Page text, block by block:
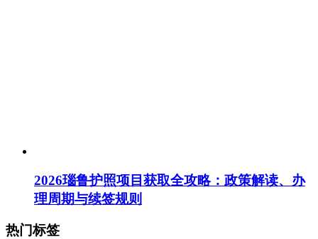
2026瑙鲁护照项目获取全攻略：政策解读、办
理周期与续签规则
热门标签